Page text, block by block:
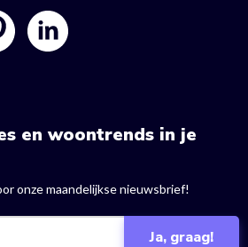
en woontrends in je
onze maandelijkse nieuwsbrief!